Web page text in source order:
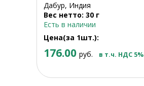
Дабур, Индия
Вес нетто: 30 г
Есть в наличии
Цена(за 1шт.):
176.00 руб. в т.ч. НДС 5%